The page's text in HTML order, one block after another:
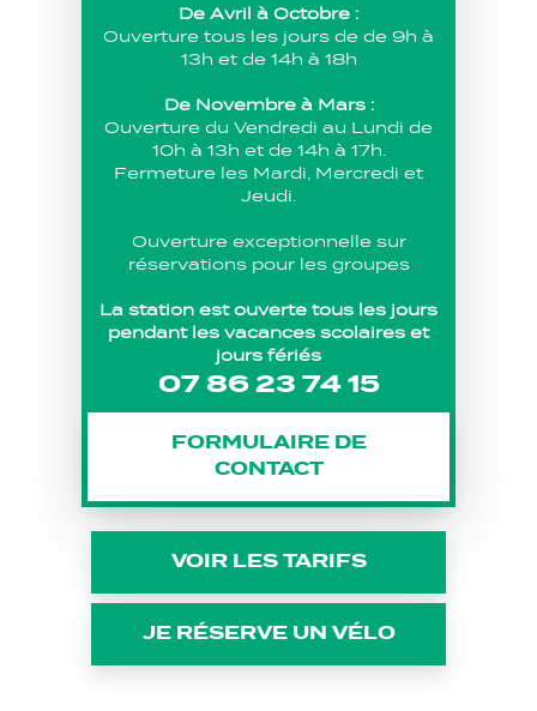
De Avril à Octobre :
Ouverture tous les jours de de 9h à
13h et de 14h à 18h
De Novembre à Mars :
Ouverture du Vendredi au Lundi de
10h à 13h et de 14h à 17h.
Fermeture les Mardi, Mercredi et
Jeudi.
Ouverture exceptionnelle sur
réservations pour les groupes
La station est ouverte tous les jours
pendant les vacances scolaires et
jours fériés
07 86 23 74 15
FORMULAIRE DE
CONTACT
VOIR LES TARIFS
JE RÉSERVE UN VÉLO